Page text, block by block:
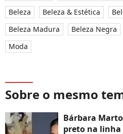
Beleza
Beleza & Estética
Beleza Madura
Beleza Negra
Moda
Sobre o mesmo
Bárbara
preto na linha